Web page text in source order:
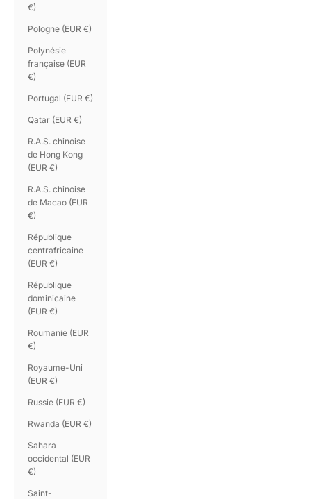
€)
Pologne (EUR €)
Polynésie
française (EUR
€)
Portugal (EUR €)
Qatar (EUR €)
R.A.S. chinoise
de Hong Kong
(EUR €)
R.A.S. chinoise
de Macao (EUR
€)
République
centrafricaine
(EUR €)
République
dominicaine
(EUR €)
Roumanie (EUR
€)
Royaume-Uni
(EUR €)
Russie (EUR €)
Rwanda (EUR €)
Sahara
occidental (EUR
€)
Saint-